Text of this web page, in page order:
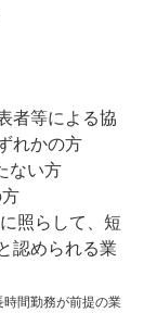
者等による協
れかの方
ない方
照らして、短
認められる業
時間勤務が前提の業